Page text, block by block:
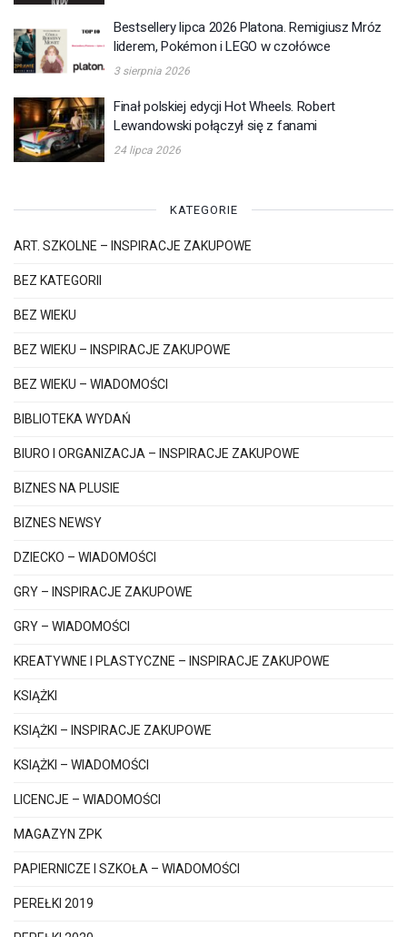
Bestsellery lipca 2026 Platona. Remigiusz Mróz
liderem, Pokémon i LEGO w czołówce
3 sierpnia 2026
Finał polskiej edycji Hot Wheels. Robert
Lewandowski połączył się z fanami
24 lipca 2026
KATEGORIE
ART. SZKOLNE – INSPIRACJE ZAKUPOWE
BEZ KATEGORII
BEZ WIEKU
BEZ WIEKU – INSPIRACJE ZAKUPOWE
BEZ WIEKU – WIADOMOŚCI
BIBLIOTEKA WYDAŃ
BIURO I ORGANIZACJA – INSPIRACJE ZAKUPOWE
BIZNES NA PLUSIE
BIZNES NEWSY
DZIECKO – WIADOMOŚCI
GRY – INSPIRACJE ZAKUPOWE
GRY – WIADOMOŚCI
KREATYWNE I PLASTYCZNE – INSPIRACJE ZAKUPOWE
KSIĄŻKI
KSIĄŻKI – INSPIRACJE ZAKUPOWE
KSIĄŻKI – WIADOMOŚCI
LICENCJE – WIADOMOŚCI
MAGAZYN ZPK
PAPIERNICZE I SZKOŁA – WIADOMOŚCI
PEREŁKI 2019